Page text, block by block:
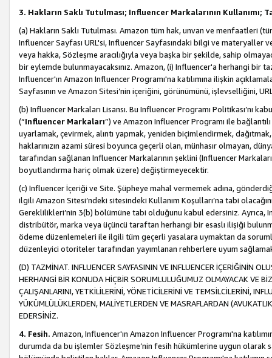
3. Hakların Saklı Tutulması; Influencer Markalarının Kullanımı;
(a) Hakların Saklı Tutulması. Amazon tüm hak, unvan ve menfaatleri
Influencer Sayfası URL'si, Influencer Sayfasındaki bilgi ve materyaller
veya hakka, Sözleşme aracılığıyla veya başka bir şekilde, sahip
bir eylemde bulunmayacaksınız. Amazon, (i) Influencer'a herhangi bir
Influencer'ın Amazon Influencer Programı'na katılımına ilişkin
Sayfasının ve Amazon Sitesi’nin içeriğini, görünümünü, işlevselliğini,
(b) Influencer Markaları Lisansı. Bu Influencer Programı Politikası’nı
(“Influencer Markaları”) ve Amazon Influencer Programı ile
uyarlamak, çevirmek, alıntı yapmak, yeniden biçimlendirmek,
haklarınızın azami süresi boyunca geçerli olan, münhasır olmayan,
tarafından sağlanan Influencer Markalarının şeklini (Influencer
boyutlandırma hariç olmak üzere) değiştirmeyecektir.
(c) Influencer İçeriği ve Site. Şüpheye mahal vermemek adına,
ilgili Amazon Sitesi’ndeki sitesindeki Kullanım Koşulları’na tabi
Gereklilikleri’nin 3(b) bölümüne tabi olduğunu kabul edersiniz. Ayrıca,
distribütör, marka veya üçüncü taraftan herhangi bir esaslı ilişiği
ödeme düzenlemeleri ile ilgili tüm geçerli yasalara uymaktan da
düzenleyici otoriteler tarafından yayımlanan rehberlere uyum
(D) TAZMİNAT. INFLUENCER SAYFASININ VE INFLUENCER İÇERİĞİNİN
HERHANGİ BİR KONUDA HİÇBİR SORUMLULUĞUMUZ OLMAYACAK VE
ÇALIŞANLARINI, YETKİLİLERİNİ, YÖNETİCİLERİNİ VE TEMSİLCİLERİNİ,
YÜKÜMLÜLÜKLERDEN, MALİYETLERDEN VE MASRAFLARDAN
EDERSİNİZ.
4. Fesih. Amazon, Influencer'ın Amazon Influencer Programı'na
durumda da bu işlemler Sözleşme’nin fesih hükümlerine uygun olarak